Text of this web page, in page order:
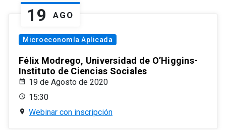
19 AGO
Microeconomía Aplicada
Félix Modrego, Universidad de O’Higgins-
Instituto de Ciencias Sociales
19 de Agosto de 2020
15:30
Webinar con inscripción